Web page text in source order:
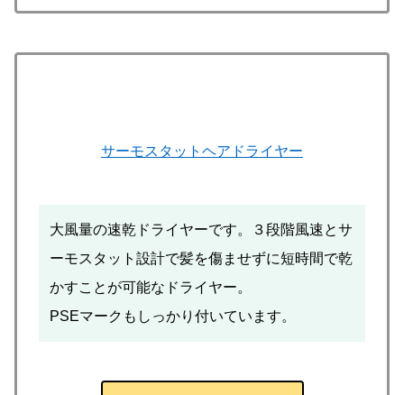
サーモスタットヘアドライヤー
大風量の速乾ドライヤーです。３段階風速とサ
ーモスタット設計で髪を傷ませずに短時間で乾
かすことが可能なドライヤー。
PSEマークもしっかり付いています。